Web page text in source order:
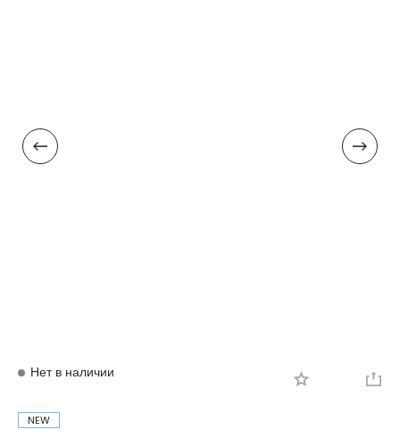
АКСЕССУАРЫ
Нет в наличии
NEW